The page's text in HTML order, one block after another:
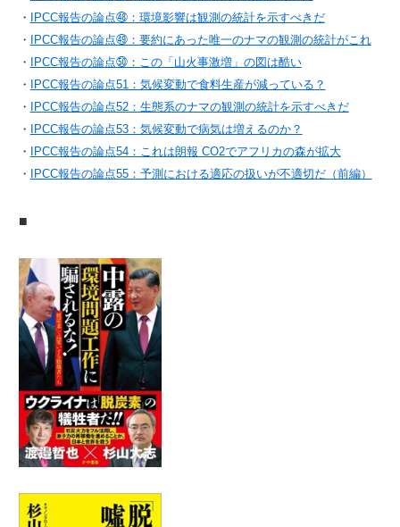
・
IPCC報告の論点㊽：環境影響は観測の統計を示すべきだ
・
IPCC報告の論点㊾：要約にあった唯一のナマの観測の統計がこれ
・
IPCC報告の論点㊿：この「山火事激増」の図は酷い
・
IPCC報告の論点51：気候変動で食料生産が減っている？
・
IPCC報告の論点52：生態系のナマの観測の統計を示すべきだ
・
IPCC報告の論点53：気候変動で病気は増えるのか？
・
IPCC報告の論点54：これは朗報 CO2でアフリカの森が拡大
・
IPCC報告の論点55：予測における適応の扱いが不適切だ（前編）
■